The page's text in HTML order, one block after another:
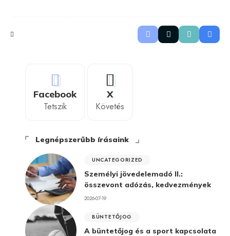
Facebook
Tetszik
X
Követés
Legnépszerűbb írásaink
UNCATEGORIZED
Személyi jövedelemadó II.:
összevont adózás, kedvezmények
2026-07-19
BÜNTETŐJOG
A büntetőjog és a sport kapcsolata